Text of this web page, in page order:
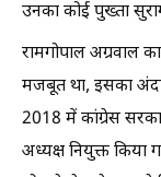
उनका कोई पुख्ता
रामगोपाल अग्रवाल
मजबूत था, इसका
2018 में कांग्रेस
अध्यक्ष नियुक्त किया